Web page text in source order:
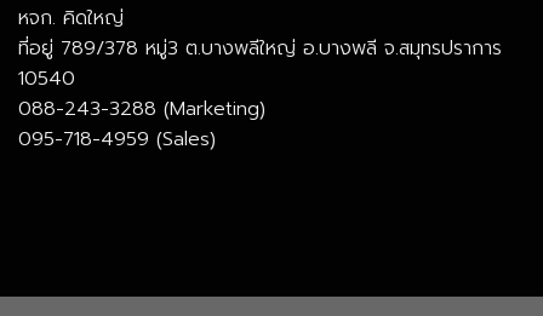
หจก. คิดใหญ่
ที่อยู่ 789/378 หมู่3 ต.บางพลีใหญ่ อ.บางพลี จ.สมุทรปราการ
10540
088-243-3288 (Marketing)
095-718-4959 (Sales)